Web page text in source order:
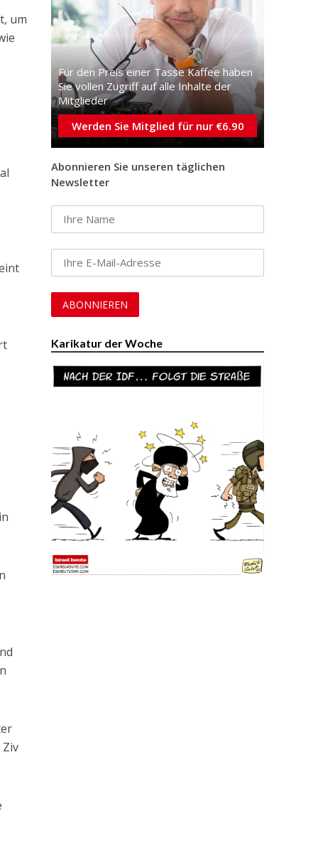
um
Für den Preis einer Tasse Kaffee haben
Sie vollen Zugriff auf alle Inhalte der
Mitglieder
Werden Sie Mitglied für nur €6.90
Abonnieren Sie unseren täglichen
Newsletter
Karikatur der Woche